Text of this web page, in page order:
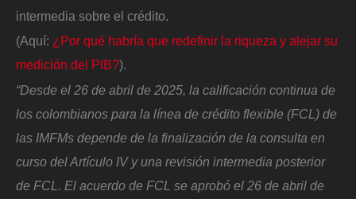
intermedia sobre el crédito.
(Aquí: ¿Por qué habría que redefinir la riqueza y alejar su
medición del PIB?).
“Desde el 26 de abril de 2025, la calificación continua de
los colombianos para la línea de crédito flexible (FCL) de
las IMFMs depende de la finalización de la consulta en
curso del Artículo IV y una revisión intermedia posterior
de FCL. El acuerdo de FCL se aprobó el 26 de abril de